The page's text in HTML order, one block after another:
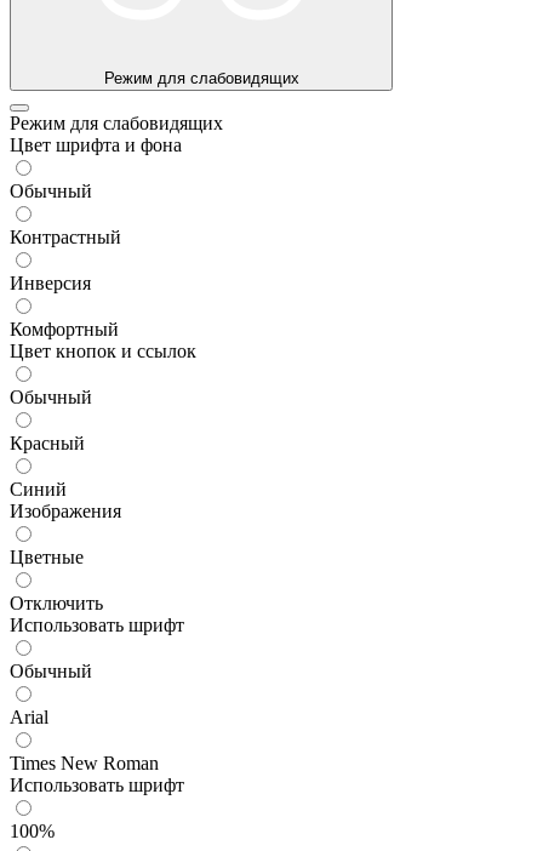
Режим для слабовидящих
Режим для слабовидящих
Цвет шрифта и фона
Обычный
Контрастный
Инверсия
Комфортный
Цвет кнопок и ссылок
Обычный
Красный
Синий
Изображения
Цветные
Отключить
Использовать шрифт
Обычный
Arial
Times New Roman
Использовать шрифт
100%